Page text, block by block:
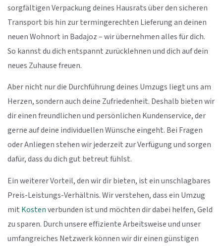
sorgfältigen Verpackung deines Hausrats über den sicheren
Transport bis hin zur termingerechten Lieferung an deinen
neuen Wohnort in Badajoz – wir übernehmen alles für dich.
So kannst du dich entspannt zurücklehnen und dich auf dein
neues Zuhause freuen.
Aber nicht nur die Durchführung deines Umzugs liegt uns am
Herzen, sondern auch deine Zufriedenheit. Deshalb bieten wir
dir einen freundlichen und persönlichen Kundenservice, der
gerne auf deine individuellen Wünsche eingeht. Bei Fragen
oder Anliegen stehen wir jederzeit zur Verfügung und sorgen
dafür, dass du dich gut betreut fühlst.
Ein weiterer Vorteil, den wir dir bieten, ist ein unschlagbares
Preis-Leistungs-Verhältnis. Wir verstehen, dass ein Umzug
mit Kostenverbunden ist und möchten dir dabei helfen, Geld
zu sparen. Durch unsere effiziente Arbeitsweise und unser
umfangreiches Netzwerk können wir dir einen günstigen